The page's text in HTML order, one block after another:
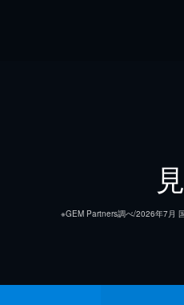
※GEM Partners調べ/2026年7⽉